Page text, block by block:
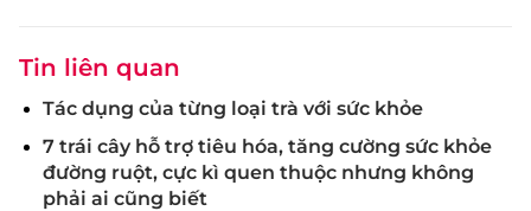
Tin liên quan
Tác dụng của từng loại trà với sức khỏe
7 trái cây hỗ trợ tiêu hóa, tăng cường sức khỏe
đường ruột, cực kì quen thuộc nhưng không
phải ai cũng biết